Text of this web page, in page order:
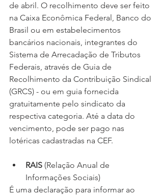
de abril. O recolhimento deve ser feito
na Caixa Econômica Federal, Banco do
Brasil ou em estabelecimentos
bancários nacionais, integrantes do
Sistema de Arrecadação de Tributos
Federais, através de Guia de
Recolhimento da Contribuição Sindical
(GRCS) - ou em guia fornecida
gratuitamente pelo sindicato da
respectiva categoria. Até a data do
vencimento, pode ser pago nas
lotéricas cadastradas na CEF.
RAIS (Relação Anual de
Informações Sociais)
É uma declaração para informar ao